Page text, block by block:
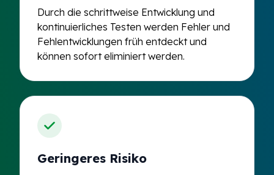
Durch die schrittweise Entwicklung und
kontinuierliches Testen werden Fehler und
Fehlentwicklungen früh entdeckt und
können sofort eliminiert werden.
Geringeres Risiko